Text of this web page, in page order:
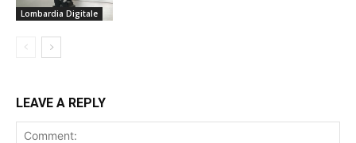
Lombardia Digitale
LEAVE A REPLY